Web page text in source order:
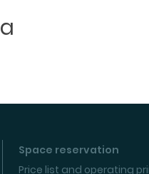
Space reservation
Price list and operating